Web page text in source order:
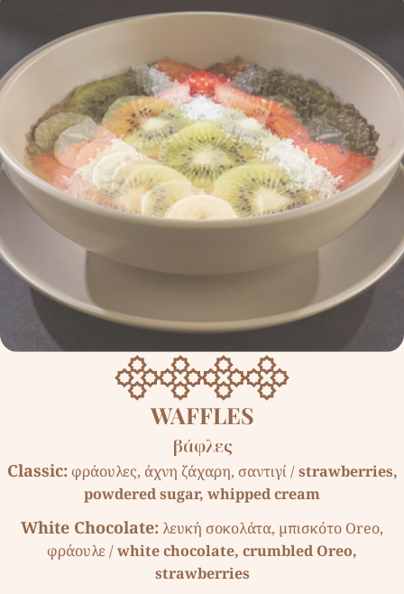
WAFFLES
βάφλες
Classic:φράουλες, άχνη ζάχαρη, σαντιγί /strawberries,
powdered sugar, whipped cream
White Chocolate: λευκή σοκολάτα, µπισκότο Oreo,
φράουλε /white chocolate, crumbled Oreo,
strawberries